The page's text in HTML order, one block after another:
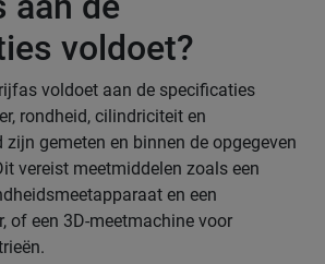
voldoet?
voldoet aan de specificaties
rondheid, cilindriciteit en
gemeten en binnen de opgegeven
vereist meetmiddelen zoals een
en een
of een 3D-meetmachine voor